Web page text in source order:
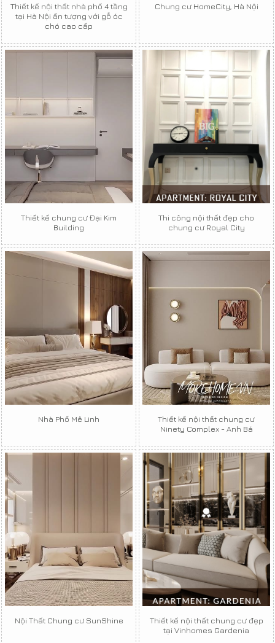
Thiết kế nội thất nhà phố 4 tầng
tại Hà Nội ấn tượng với gỗ óc
chó cao cấp
Chung cư HomeCity, Hà Nội
Thiết kế chung cư Đại Kim
Building
Thi công nội thất đẹp cho
chung cư Royal City
Nhà Phố Mê Linh
Thiết kế nội thất chung cư
Ninety Complex - Anh Bá
Nội Thất Chung cư SunShine
Thiết kế nội thất chung cư đẹp
tại Vinhomes Gardenia